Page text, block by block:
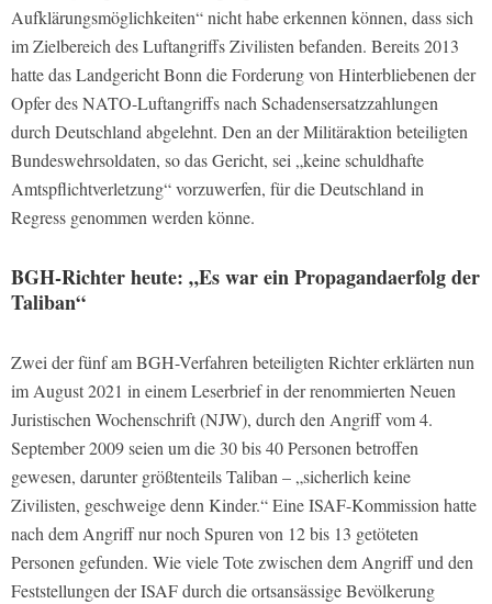
Aufklärungsmöglichkeiten“ nicht habe erkennen können, dass sich
im Zielbereich des Luftangriffs Zivilisten befanden. Bereits 2013
hatte das Landgericht Bonn die Forderung von Hinterbliebenen der
Opfer des NATO-Luftangriffs nach Schadensersatzzahlungen
durch Deutschland abgelehnt. Den an der Militäraktion beteiligten
Bundeswehrsoldaten, so das Gericht, sei „keine schuldhafte
Amtspflichtverletzung“ vorzuwerfen, für die Deutschland in
Regress genommen werden könne.
BGH-Richter heute: „Es war ein Propagandaerfolg der
Taliban“
Zwei der fünf am BGH-Verfahren beteiligten Richter erklärten nun
im August 2021 in einem Leserbrief in der renommierten Neuen
Juristischen Wochenschrift (NJW), durch den Angriff vom 4.
September 2009 seien um die 30 bis 40 Personen betroffen
gewesen, darunter größtenteils Taliban – „sicherlich keine
Zivilisten, geschweige denn Kinder.“ Eine ISAF-Kommission hatte
nach dem Angriff nur noch Spuren von 12 bis 13 getöteten
Personen gefunden. Wie viele Tote zwischen dem Angriff und den
Feststellungen der ISAF durch die ortsansässige Bevölkerung